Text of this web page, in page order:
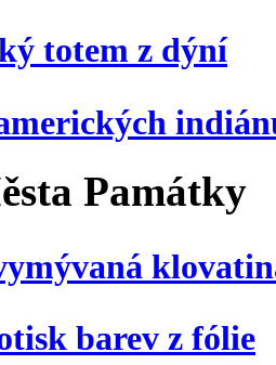
totem z dýní
Památky
barev z fólie